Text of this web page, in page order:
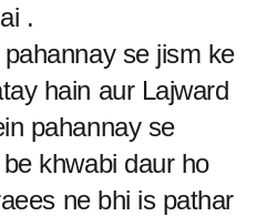
.
se jism ke
hain aur Lajward
pahannay se
khwabi daur ho
ne bhi is pathar